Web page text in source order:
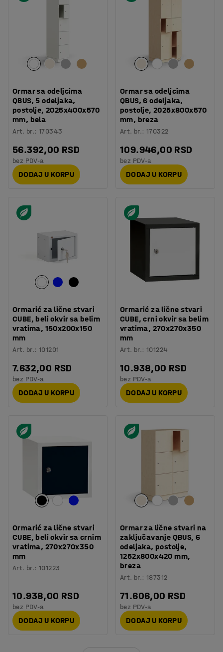
Ormar sa odeljcima
QBUS, 5 odeljaka,
postolje, 2025x400x570
mm, bela
Art. br.:170343
56.392,00 RSD
bez PDV-a
DODAJ U KORPU
Ormar sa odeljcima
QBUS, 6 odeljaka,
postolje, 2025x800x570
mm, breza
Art. br.:170322
109.946,00 RSD
bez PDV-a
DODAJ U KORPU
Ormarić za lične stvari
CUBE, beli okvir sa belim
vratima, 150x200x150
mm
Art. br.:101201
7.632,00 RSD
bez PDV-a
DODAJ U KORPU
Ormarić za lične stvari
CUBE, crni okvir sa belim
vratima, 270x270x350
mm
Art. br.:101224
10.938,00 RSD
bez PDV-a
DODAJ U KORPU
Ormarić za lične stvari
CUBE, beli okvir sa crnim
vratima, 270x270x350
mm
Art. br.:101223
10.938,00 RSD
bez PDV-a
DODAJ U KORPU
Ormar za lične stvari na
zaključavanje QBUS, 6
odeljaka, postolje,
1252x800x420 mm,
breza
Art. br.:187312
71.606,00 RSD
bez PDV-a
DODAJ U KORPU